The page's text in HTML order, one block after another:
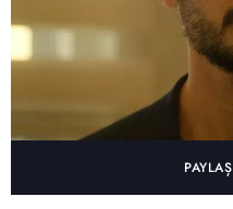
PAYLAŞ